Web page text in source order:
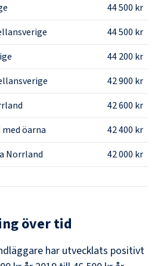
44 500 kr
44 500 kr
44 200 kr
42 900 kr
42 600 kr
öarna
42 400 kr
Norrland 42 000 kr
över tid
har utvecklats positivt